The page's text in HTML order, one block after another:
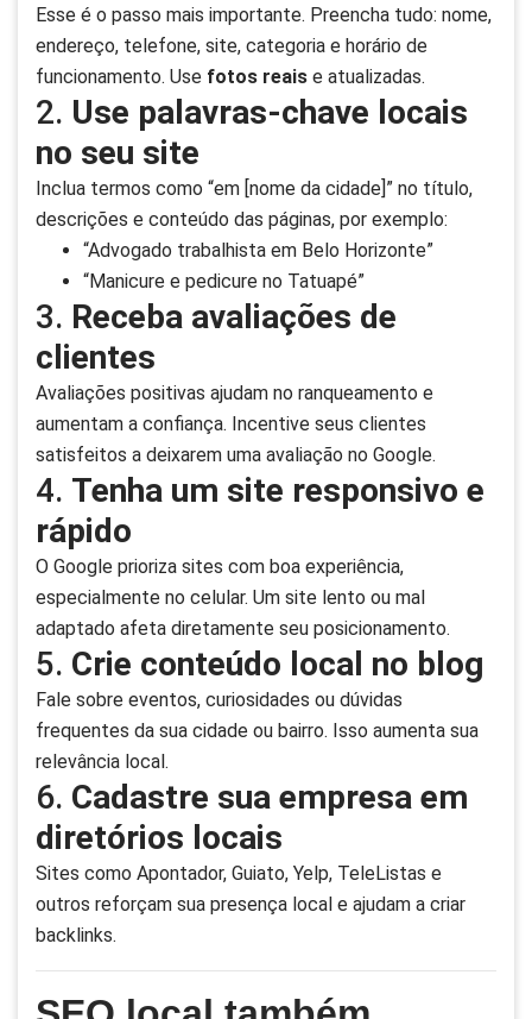
Esse é o passo mais importante. Preencha tudo: nome,
endereço, telefone, site, categoria e horário de
funcionamento. Use fotos reais e atualizadas.
2. Use palavras-chave locais
no seu site
Inclua termos como “em [nome da cidade]” no título,
descrições e conteúdo das páginas, por exemplo:
“Advogado trabalhista em Belo Horizonte”
“Manicure e pedicure no Tatuapé”
3. Receba avaliações de
clientes
Avaliações positivas ajudam no ranqueamento e
aumentam a confiança. Incentive seus clientes
satisfeitos a deixarem uma avaliação no Google.
4. Tenha um site responsivo e
rápido
O Google prioriza sites com boa experiência,
especialmente no celular. Um site lento ou mal
adaptado afeta diretamente seu posicionamento.
5. Crie conteúdo local no blog
Fale sobre eventos, curiosidades ou dúvidas
frequentes da sua cidade ou bairro. Isso aumenta sua
relevância local.
6. Cadastre sua empresa em
diretórios locais
Sites como Apontador, Guiato, Yelp, TeleListas e
outros reforçam sua presença local e ajudam a criar
backlinks.